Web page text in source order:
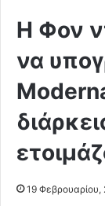
H Φον
να
19 Φεβρουαρίου,